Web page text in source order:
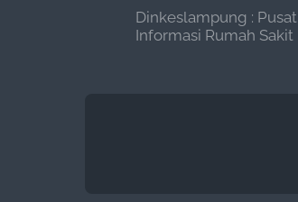
Dinkeslampung :
Informasi Rumah Sakit